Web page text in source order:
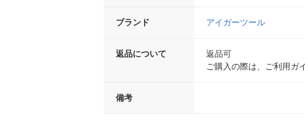
ブランド アイガーツール
返品について
返品可
ご購入の際は、ご利用ガ
備考